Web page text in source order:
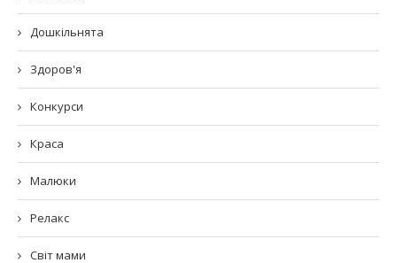
Дошкільнята
Здоров'я
Конкурси
Краса
Малюки
Релакс
Світ мами